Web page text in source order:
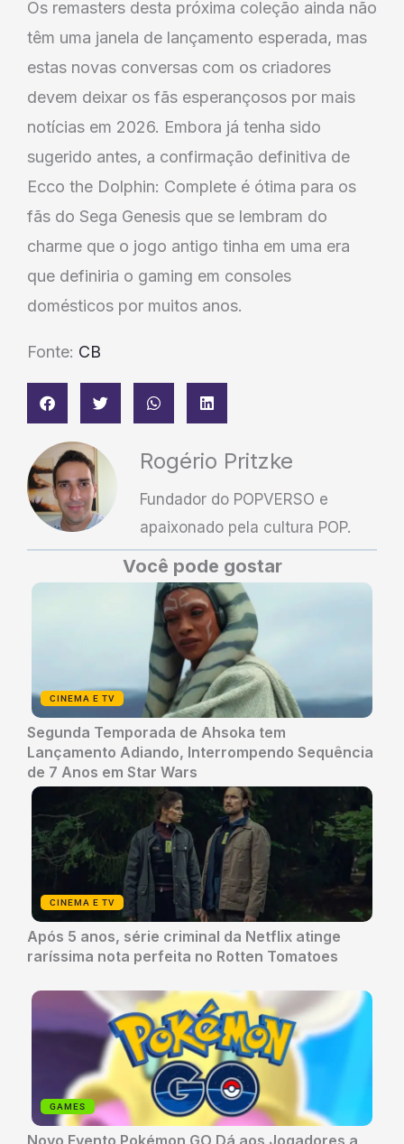
Os remasters desta próxima coleção ainda não
têm uma janela de lançamento esperada, mas
estas novas conversas com os criadores
devem deixar os fãs esperançosos por mais
notícias em 2026. Embora já tenha sido
sugerido antes, a confirmação definitiva de
Ecco the Dolphin: Complete é ótima para os
fãs do Sega Genesis que se lembram do
charme que o jogo antigo tinha em uma era
que definiria o gaming em consoles
domésticos por muitos anos.
Fonte: CB
Rogério Pritzke
Fundador do POPVERSO e
apaixonado pela cultura POP.
Você pode gostar
CINEMA E TV
Segunda Temporada de Ahsoka tem
Lançamento Adiando, Interrompendo Sequência
de 7 Anos em Star Wars
CINEMA E TV
Após 5 anos, série criminal da Netflix atinge
raríssima nota perfeita no Rotten Tomatoes
GAMES
Novo Evento Pokémon GO Dá aos Jogadores a